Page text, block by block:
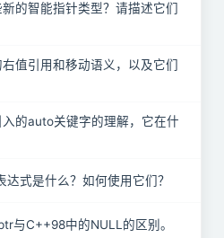
的智能指针类型？请描述它们
值引用和移动语义，以及它们
的auto关键字的理解，它在什
达式是什么？如何使用它们？
与C++98中的NULL的区别。